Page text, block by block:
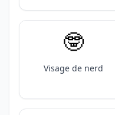
🤓
Visage de nerd